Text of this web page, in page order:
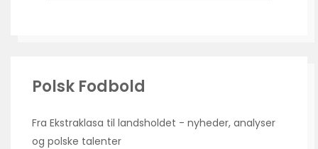
Polsk Fodbold
Fra Ekstraklasa til landsholdet - nyheder, analyser
og polske talenter